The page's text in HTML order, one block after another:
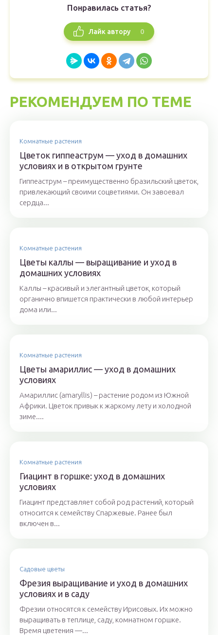
Понравилась статья?
Лайк автору 0
РЕКОМЕНДУЕМ ПО ТЕМЕ
Комнатные растения
Цветок гиппеаструм — уход в домашних
условиях и в открытом грунте
Гиппеаструм – преимущественно бразильский цветок,
привлекающий своими соцветиями. Он завоевал
сердца...
Комнатные растения
Цветы каллы — выращивание и уход в
домашних условиях
Каллы – красивый и элегантный цветок, который
органично впишется практически в любой интерьер
дома или...
Комнатные растения
Цветы амариллис — уход в домашних
условиях
Амариллис (amaryllis) – растение родом из Южной
Африки. Цветок привык к жаркому лету и холодной
зиме....
Комнатные растения
Гиацинт в горшке: уход в домашних
условиях
Гиацинт представляет собой род растений, который
относится к семейству Спаржевые. Ранее был
включен в...
Садовые цветы
Фрезия выращивание и уход в домашних
условиях и в саду
Фрезии относятся к семейству Ирисовых. Их можно
выращивать в теплице, саду, комнатном горшке.
Время цветения —...